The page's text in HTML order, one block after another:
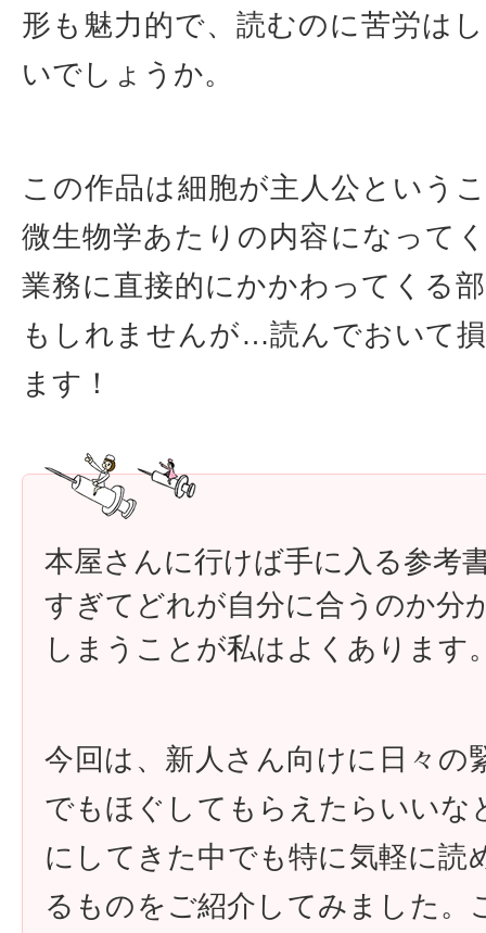
形も魅力的で、読むのに苦労は
いでしょうか。
この作品は細胞が主人公という
微生物学あたりの内容になって
業務に直接的にかかわってくる
もしれませんが…読んでおいて
ます！
本屋さんに行けば手に入る参考
すぎてどれが自分に合うのか分
しまうことが私はよくあります
今回は、新人さん向けに日々の
でもほぐしてもらえたらいいな
にしてきた中でも特に気軽に読
るものをご紹介してみました。